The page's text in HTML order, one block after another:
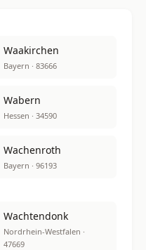
Waakirchen
Bayern · 83666
Wabern
Hessen · 34590
Wachenroth
Bayern · 96193
Wachtendonk
Nordrhein-Westfalen ·
47669